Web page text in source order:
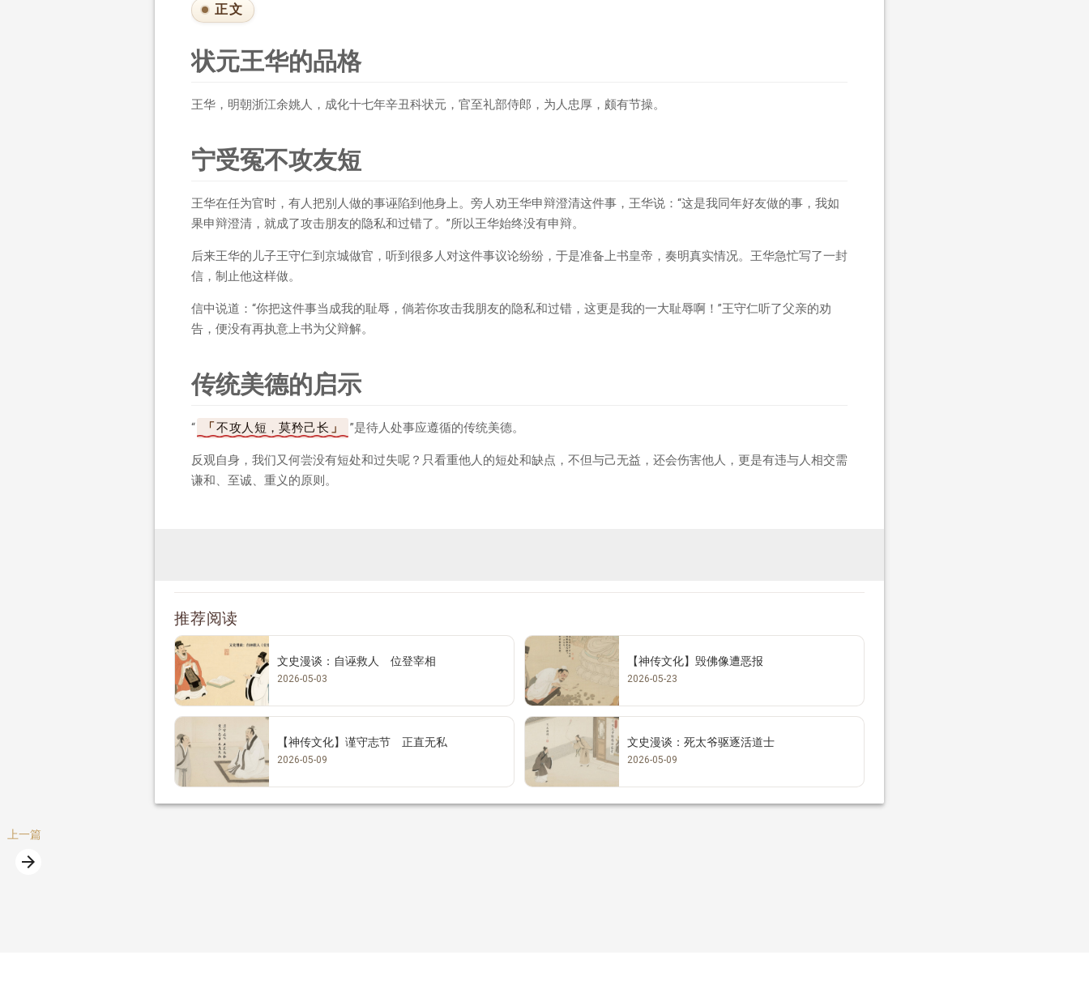
正文
状元王华的品格
王华，明朝浙江余姚人，成化十七年辛丑科状元，官至礼部侍郎，为人忠厚，颇有节操。
宁受冤不攻友短
王华在任为官时，有人把别人做的事诬陷到他身上。旁人劝王华申辩澄清这件事，王华说：“这是我同年好友做的事，我如
果申辩澄清，就成了攻击朋友的隐私和过错了。”所以王华始终没有申辩。
后来王华的儿子王守仁到京城做官，听到很多人对这件事议论纷纷，于是准备上书皇帝，奏明真实情况。王华急忙写了一封
信，制止他这样做。
信中说道：“你把这件事当成我的耻辱，倘若你攻击我朋友的隐私和过错，这更是我的一大耻辱啊！”王守仁听了父亲的劝
告，便没有再执意上书为父辩解。
传统美德的启示
“ 不攻人短，莫矜己长 ”是待人处事应遵循的传统美德。
反观自身，我们又何尝没有短处和过失呢？只看重他人的短处和缺点，不但与己无益，还会伤害他人，更是有违与人相交需
谦和、至诚、重义的原则。
推荐阅读
文史漫谈：自诬救人 位登宰相
2026-05-03
【神传文化】毁佛像遭恶报
2026-05-23
【神传文化】谨守志节 正直无私
2026-05-09
文史漫谈：死太爷驱逐活道士
2026-05-09
一篇
arrow_forward